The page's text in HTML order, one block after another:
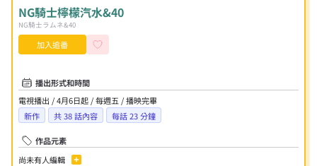
NG騎士檸檬汽水&40
NG騎士ラムネ&40
加入追番
播出形式和時間
電視播出 / 4月6日起 / 每週五 / 播映完畢
新作
共38話內容 每話 23 分鐘
作品元素
尚未有人編輯